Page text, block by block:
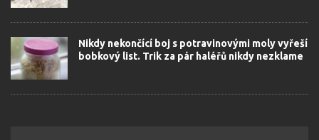
Nikdy nekončící boj s potravinovými moly vyřeší
bobkový list. Trik za pár haléřů nikdy nezklame